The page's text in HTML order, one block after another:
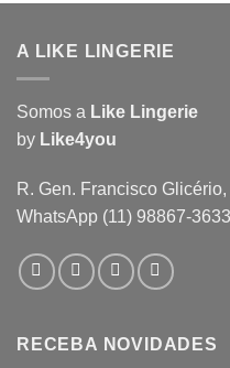
A LIKE LINGERIE
Somos a Like Lingerie
by Like4you
R. Gen. Francisco
WhatsApp (11) 98867-3633
RECEBA NOVIDADES